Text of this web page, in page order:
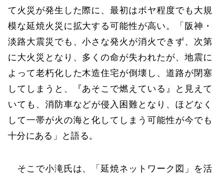
て火災が発生した際に、最初はボヤ程度でも大規
模な延焼火災に拡大する可能性が高い。「阪神・
淡路大震災でも、小さな発火が消火できず、次第
に大火災となり、多くの命が失われたが、地震に
よって老朽化した木造住宅が倒壊し、道路が閉塞
してしまうと、『あそこで燃えている』と見えて
いても、消防車などが侵入困難となり、ほどなく
して一帯が火の海と化してしまう可能性が今でも
十分にある」と語る。
そこで小滝氏は、「延焼ネットワーク図」を活